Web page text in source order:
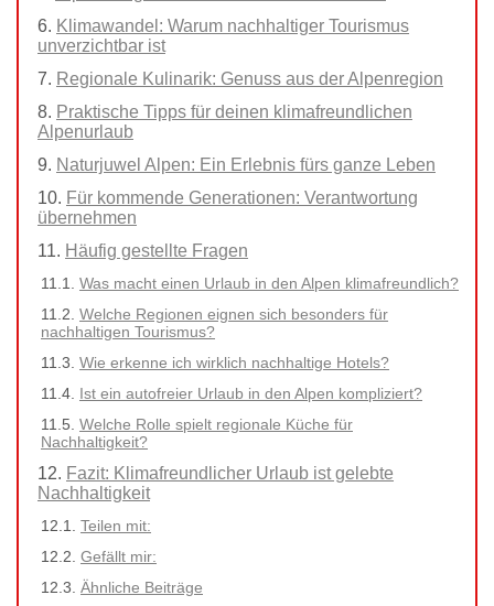
Klimawandel: Warum nachhaltiger Tourismus
unverzichtbar ist
Regionale Kulinarik: Genuss aus der Alpenregion
Praktische Tipps für deinen klimafreundlichen
Alpenurlaub
Naturjuwel Alpen: Ein Erlebnis fürs ganze Leben
Für kommende Generationen: Verantwortung
übernehmen
Häufig gestellte Fragen
Was macht einen Urlaub in den Alpen klimafreundlich?
Welche Regionen eignen sich besonders für
nachhaltigen Tourismus?
Wie erkenne ich wirklich nachhaltige Hotels?
Ist ein autofreier Urlaub in den Alpen kompliziert?
Welche Rolle spielt regionale Küche für
Nachhaltigkeit?
Fazit: Klimafreundlicher Urlaub ist gelebte
Nachhaltigkeit
Teilen mit:
Gefällt mir:
Ähnliche Beiträge